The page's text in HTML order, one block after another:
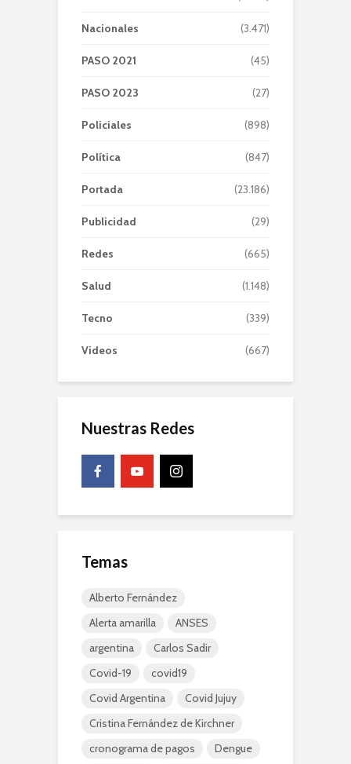
Nacionales (3.471)
PASO 2021 (45)
PASO 2023 (27)
Policiales (898)
Política (847)
Portada (23.186)
Publicidad (29)
Redes (665)
Salud (1.148)
Tecno (339)
Videos (667)
Nuestras Redes
Temas
Alberto Fernández
Alerta amarilla
ANSES
argentina
Carlos Sadir
Covid-19
covid19
Covid Argentina
Covid Jujuy
Cristina Fernández de Kirchner
cronograma de pagos
Dengue